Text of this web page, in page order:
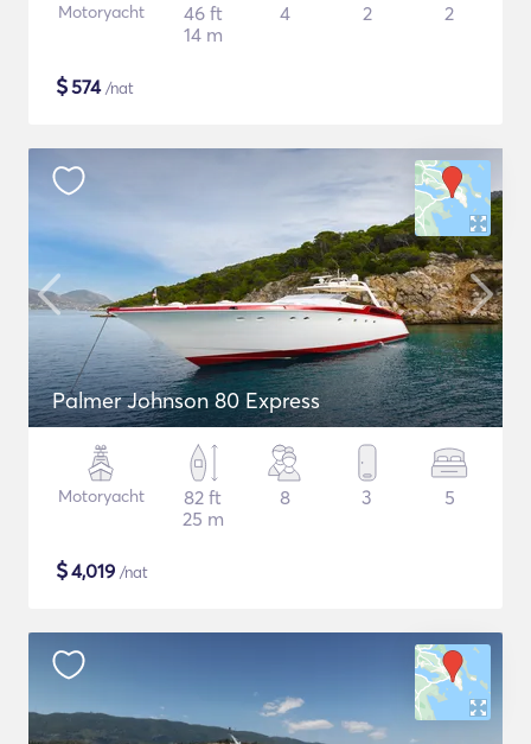
Motoryacht
46 ft
14 m
4 2 2
$574/nat
Palmer Johnson 80 Express
Motoryacht
82 ft
25 m
8 3 5
$4,019 /nat